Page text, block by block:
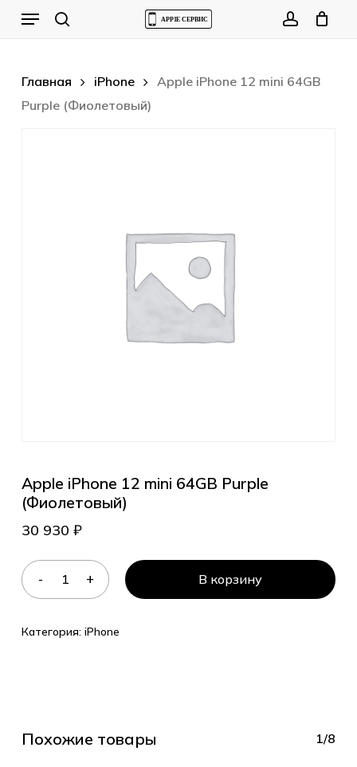
Menu
Главная iPhone
Apple iPhone 12 mini 64GB
Purple (Фиолетовый)
Apple iPhone 12 mini 64GB Purple
(Фиолетовый)
30 930 ₽
В корзину
Категория: iPhone
Похожие товары 1/8